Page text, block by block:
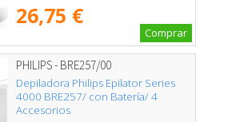
26,75 €
Comprar
PHILIPS - BRE257/00
Depiladora Philips Epilator Series
4000 BRE257/ con Batería/ 4
Accesorios